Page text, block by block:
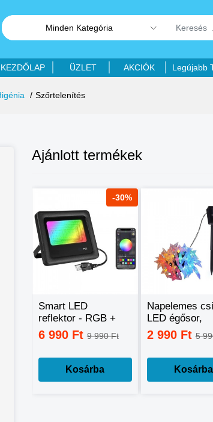
Minden Kategória
KEZDŐLAP ÜZLET AKCIÓK Legújabb
Szőrtelenítés
Ajánlott termékek
-30%
Smart LED
reflektor - RGB +
hideg fehér +
meleg fehér, okos
vezérelhető -60W
6 990 Ft9 990 Ft
Kosárba
Napelemes
LED égősor,
fényfüzér
2 990 Ft5
Kosárba